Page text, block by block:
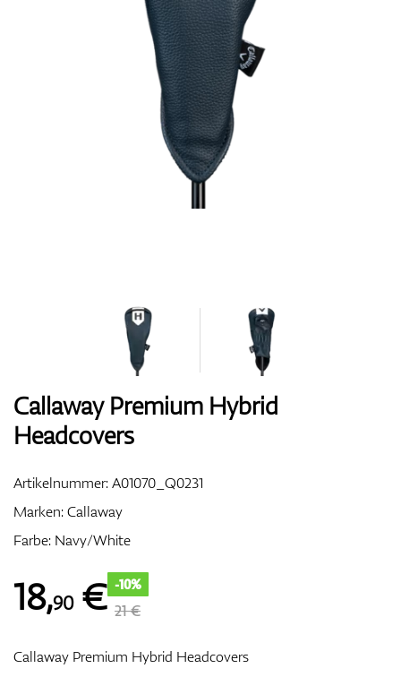
Bekleidung
Handschuhe
Schuhe
Entfernungsmesser & GPS
Callaway Premium Hybrid
Headcovers
Artikelnummer:A01070_Q0231
Marken:Callaway
Farbe: Navy/White
18,90€ -10%
21 €
Callaway Premium Hybrid Headcovers